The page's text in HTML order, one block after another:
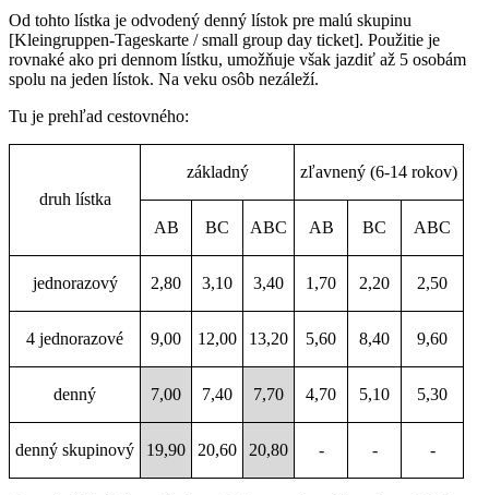
Od tohto lístka je odvodený denný lístok pre malú skupinu
[Kleingruppen-Tageskarte / small group day ticket]. Použitie je
rovnaké ako pri dennom lístku, umožňuje však jazdiť až 5 osobám
spolu na jeden lístok. Na veku osôb nezáleží.
Tu je prehľad cestovného:
druh lístka
základný zľavnený (6-14 rokov)
AB BC ABC AB BC ABC
jednorazový 2,80 3,10 3,40 1,70 2,20 2,50
4 jednorazové 9,00 12,00 13,20 5,60 8,40 9,60
denný 7,00 7,40 7,70 4,70 5,10 5,30
denný skupinový 19,90 20,60 20,80 - - -